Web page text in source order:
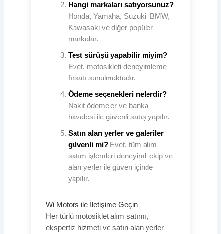
Hangi markaları satıyorsunuz?
Honda, Yamaha, Suzuki, BMW,
Kawasaki ve diğer popüler
markalar.
Test sürüşü yapabilir miyim?
Evet, motosikleti deneyimleme
fırsatı sunulmaktadır.
Ödeme seçenekleri nelerdir?
Nakit ödemeler ve banka
havalesi ile güvenli satış yapılır.
Satın alan yerler ve galeriler
güvenli mi?Evet, tüm alım
satım işlemleri deneyimli ekip ve
alan yerler ile güven içinde
yapılır.
Wi Motors ile İletişime Geçin
Her türlü motosiklet alım satımı,
ekspertiz hizmeti ve satın alan yerler